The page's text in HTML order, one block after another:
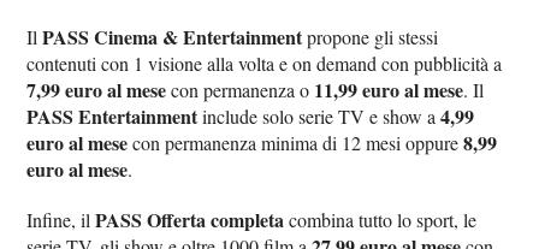
IlPASS Cinema & Entertainmentpropone gli stessi
contenuti con 1 visione alla volta e on demand con pubblicità a
7,99 euro al mesecon permanenza o 11,99 euro al mese. Il
PASS Entertainmentinclude solo serie TV e show a4,99
euro al mesecon permanenza minima di 12 mesi oppure8,99
euro al mese.
Infine, ilPASS Offerta completacombina tutto lo sport, le